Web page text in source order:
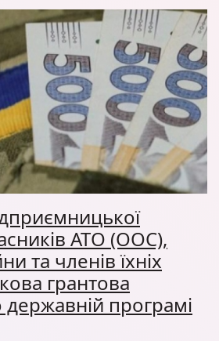
АТО (ООС),
та членів їхніх
грантова
державній програмі